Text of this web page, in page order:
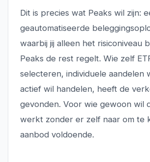
Dit is precies wat Peaks wil zijn:
geautomatiseerde
waarbij jij alleen het risiconiveau
Peaks de rest regelt. Wie zelf
selecteren, individuele aandelen
actief wil handelen, heeft de
gevonden. Voor wie gewoon wil
werkt zonder er zelf naar om te
aanbod voldoende.